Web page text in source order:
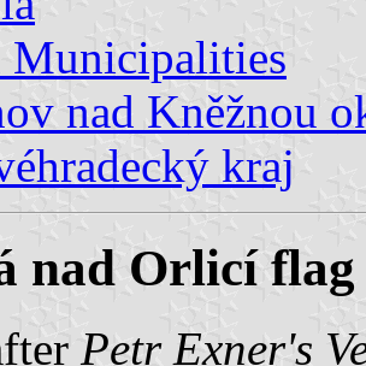
Municipalities
nad Kněžnou
kraj
nad Orlicí flag
Petr Exner's